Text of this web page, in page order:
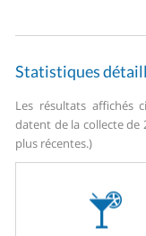
Statistiques
Les résultats affichés
datent de la collecte de
plus récentes.)